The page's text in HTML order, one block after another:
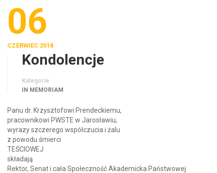
06
CZERWIEC 2018
Kondolencje
Kategorie
IN MEMORIAM
Panu dr. Krzysztofowi Prendeckiemu,
pracownikowi PWSTE w Jarosławiu,
wyrazy szczerego współczucia i żalu
z powodu śmierci
TEŚCIOWEJ
składają
Rektor, Senat i cała Społeczność Akademicka Państwowej